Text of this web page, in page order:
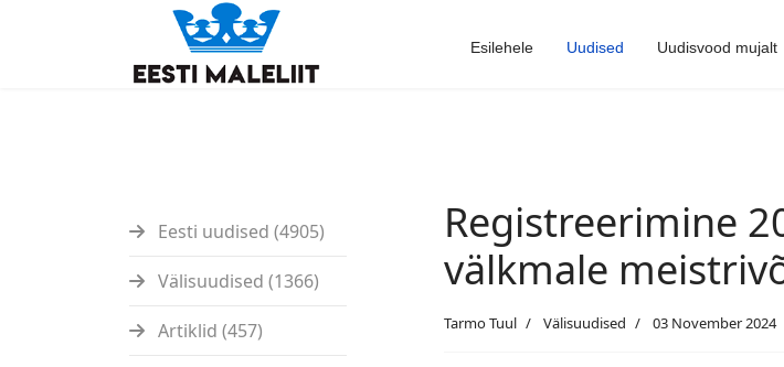
Esilehele Uudised Uudisvood mujalt
Eesti uudised (4905)
Välisuudised (1366)
Artiklid (457)
Registreerimine
välkmale
Tarmo Tuul Välisuudised 03 November 2024